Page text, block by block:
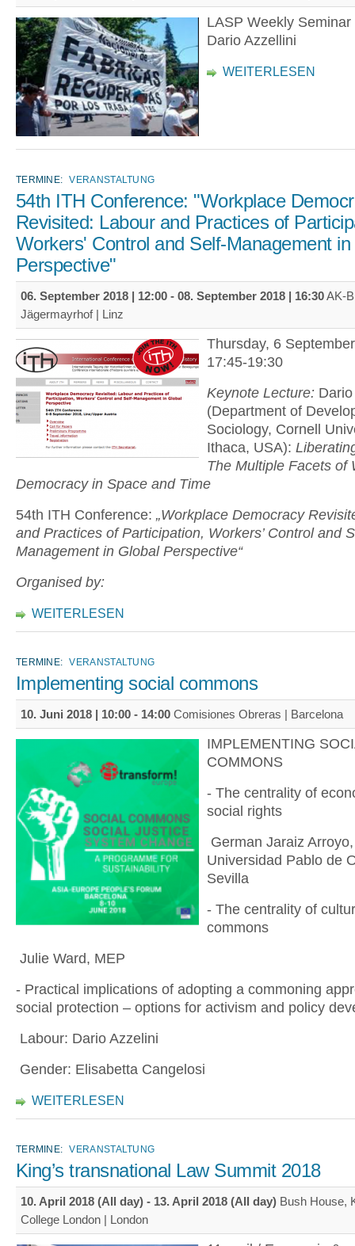
LASP Weekly
Dario Azzellini
WEITERLESEN
TERMINE: VERANSTALTUNG
54th ITH Conference: "Workplace
Revisited: Labour and Practices of
Workers' Control and Self-Management
Perspective"
06. September 2018 | 12:00 - 08. September 2018 | 16:30AK-
Jägermayrhof | Linz
Thursday, 6
17:45-19:30
Keynote Lecture:
(Department of
Sociology, Cornell
Ithaca, USA):
The Multiple Facets of
Democracy in Space and Time
54th ITH Conference: „Workplace Democracy
and Practices of Participation, Workers’ Control and
Management in Global Perspective“
Organised by:
WEITERLESEN
TERMINE: VERANSTALTUNG
Implementing social commons
10. Juni 2018 | 10:00 - 14:00 Comisiones Obreras | Barcelona
IMPLEMENTING
COMMONS
- The centrality of
social rights
German Jaraiz Arroyo,
Universidad Pablo de
Sevilla
- The centrality of
commons
Julie Ward, MEP
- Practical implications of adopting a commoning
social protection – options for activism and policy
Labour: Dario Azzelini
Gender: Elisabetta Cangelosi
WEITERLESEN
TERMINE: VERANSTALTUNG
King’s transnational Law Summit 2018
10. April 2018 (All day) - 13. April 2018 (All day) Bush House,
College London | London